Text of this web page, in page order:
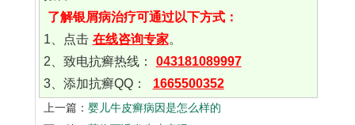
了解银屑病治疗可通过以下方式：
1、点击 在线咨询专家。
2、致电抗癣热线：
043181089997
3、添加抗癣QQ：
1665500352
上一篇： 婴儿牛皮癣病因是怎么样的